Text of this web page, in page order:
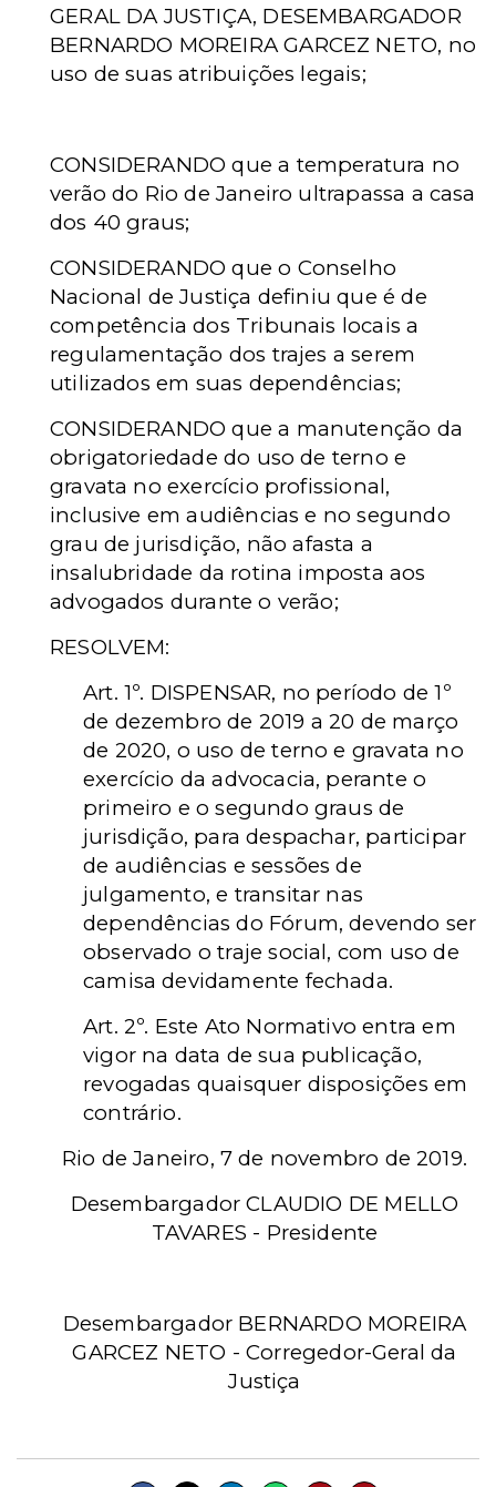
GERAL DA JUSTIÇA, DESEMBARGADOR
BERNARDO MOREIRA GARCEZ NETO, no
uso de suas atribuições legais;
CONSIDERANDO que a temperatura no
verão do Rio de Janeiro ultrapassa a casa
dos 40 graus;
CONSIDERANDO que o Conselho
Nacional de Justiça definiu que é de
competência dos Tribunais locais a
regulamentação dos trajes a serem
utilizados em suas dependências;
CONSIDERANDO que a manutenção da
obrigatoriedade do uso de terno e
gravata no exercício profissional,
inclusive em audiências e no segundo
grau de jurisdição, não afasta a
insalubridade da rotina imposta aos
advogados durante o verão;
RESOLVEM:
Art. 1º. DISPENSAR, no período de 1º
de dezembro de 2019 a 20 de março
de 2020, o uso de terno e gravata no
exercício da advocacia, perante o
primeiro e o segundo graus de
jurisdição, para despachar, participar
de audiências e sessões de
julgamento, e transitar nas
dependências do Fórum, devendo ser
observado o traje social, com uso de
camisa devidamente fechada.
Art. 2º. Este Ato Normativo entra em
vigor na data de sua publicação,
revogadas quaisquer disposições em
contrário.
Rio de Janeiro, 7 de novembro de 2019.
Desembargador CLAUDIO DE MELLO
TAVARES - Presidente
Desembargador BERNARDO MOREIRA
GARCEZ NETO -Corregedor-Geral da
Justiça